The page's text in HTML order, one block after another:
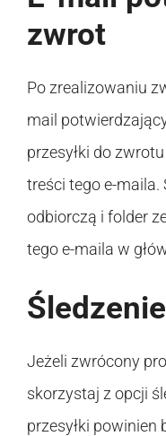
zwrot
Po zrealizowaniu
mail
przesyłki do
treści tego e-
odbiorczą i folder
tego e-maila w
Jeżeli zwrócony
skorzystaj z opcji
przesyłki